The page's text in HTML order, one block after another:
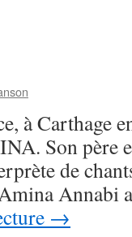
à Carthage
Son père
de
Annabi
→